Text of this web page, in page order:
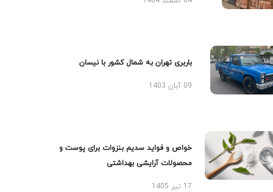
باربری تهران به شمال کشور با نیسان
09 آبان 1403
خواص و فواید سدیم بنزوات برای پوست و
محصولات آرایشی بهداشتی
17 تیر 1405